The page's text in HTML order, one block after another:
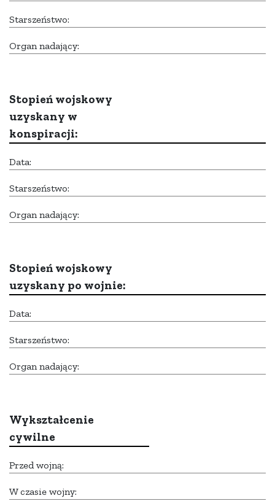
Starszeństwo:
Organ nadający:
Stopień wojskowy
uzyskany w
konspiracji:
Data:
Starszeństwo:
Organ nadający:
Stopień wojskowy
uzyskany po wojnie:
Data:
Starszeństwo:
Organ nadający:
Wykształcenie
cywilne
Przed wojną:
W czasie wojny: